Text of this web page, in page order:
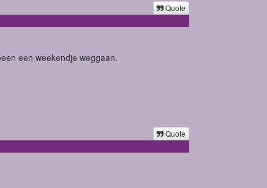
Quote
een weekendje weggaan.
Quote